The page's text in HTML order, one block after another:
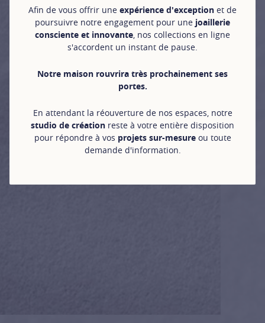
Afin de vous offrir une expérience d'exception et de
poursuivre notre engagement pour une joaillerie
consciente et innovante, nos collections en ligne
s'accordent un instant de pause.
Notre maison rouvrira très prochainement ses
portes.
En attendant la réouverture de nos espaces, notre
studio de création reste à votre entière disposition
pour répondre à vos projets sur-mesureou toute
demande d'information.